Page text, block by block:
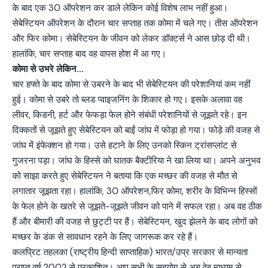
के बाद एक 30 ऑपरेशन कर डाले लेकिन कोई विशेष लाभ नहीं हुआ।
सेबेस्टियन ऑपरेशन के दौरान चार सप्ताह तक कोमा में चले गए। तीस ऑपरेशन
और फिर कोमा। सेबेस्टियन के जीवन को लेकर डॉक्टर्स ने आस छोड़ दी थी।
हालांकि, चार सप्ताह बाद वह वापस होश में आ गए।
कोमा से उभरे लेकिन…
चार हफ्ते के बाद कोमा से उबरने के बाद भी सेबेस्टियन की परेशानियां कम नहीं
हुई। कोमा से उबरे तो ब्लड प्वाइजनिंग के शिकार हो गए। इसके अलावा वह
लीवर, किडनी, हर्ट और फेफड़ा फेल होने संबंधी परेशानियों से जूझते रहे। इन
दिक्कतों से जूझते हुए सेबेस्टियन को बाईं जांघ में फोड़ा हो गया। फोड़े की वजह से
जांघ में इंफेक्शन हो गया। उसे हटाने के लिए उनको स्किन ट्रांसप्लांट से
गुजरना पड़ा। जांघ के हिस्से को घातक बैक्टीरिया ने खा लिया था। अपने अनुभव
को साझा करते हुए सेबेस्टियन ने बताया कि एक मच्छर की वजह से मौत से
लगातार जूझता रहा। हालांकि, 30 ऑपरेशन,फिर कोमा, शरीर के विभिन्न हिस्सों
के फेल होने के खतरे से जूझते-जूझते जीवन को पाने में सफल रहा। अब वह ठीक
हैं और बीमारी की वजह से छुट्टी पर हैं। सेबेस्टियन, खुद झेलने के बाद लोगों को
मच्छर के डंक से सावधान रहने के लिए जागरूक कर रहे हैं।
कलप्रिट तहलका (राष्ट्रीय हिन्दी साप्ताहिक) भारत/उप्र सरकार से मान्यता